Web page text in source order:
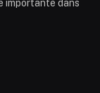
importante dans